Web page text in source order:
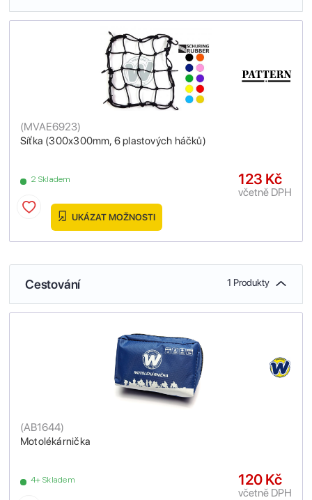
Síťka (300x300mm, 6 plastových háčků)
(MVAE6923)
2 Skladem 123 Kč
včetně DPH
UKÁZAT MOŽNOSTI
Cestování 1 Produkty
Motolékárnička
(AB1644)
4+ Skladem 120 Kč
včetně DPH